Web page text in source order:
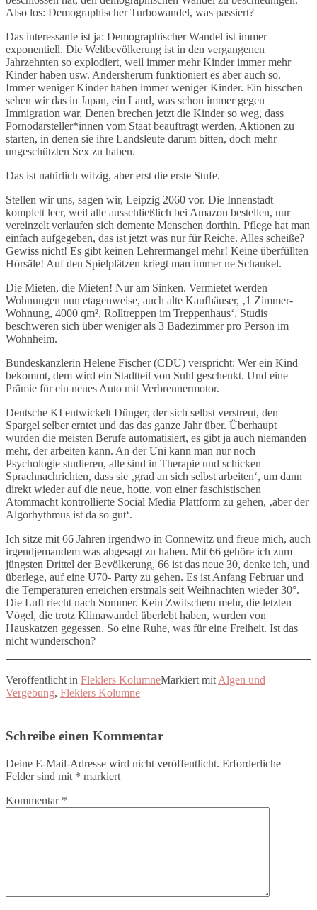
Also los: Demographischer Turbowandel, was passiert?
Das interessante ist ja: Demographischer Wandel ist immer
exponentiell. Die Weltbevölkerung ist in den vergangenen
Jahrzehnten so explodiert, weil immer mehr Kinder immer mehr
Kinder haben usw. Andersherum funktioniert es aber auch so.
Immer weniger Kinder haben immer weniger Kinder. Ein bisschen
sehen wir das in Japan, ein Land, was schon immer gegen
Immigration war. Denen brechen jetzt die Kinder so weg, dass
Pornodarsteller*innen vom Staat beauftragt werden, Aktionen zu
starten, in denen sie ihre Landsleute darum bitten, doch mehr
ungeschützten Sex zu haben.
Das ist natürlich witzig, aber erst die erste Stufe.
Stellen wir uns, sagen wir, Leipzig 2060 vor. Die Innenstadt
komplett leer, weil alle ausschließlich bei Amazon bestellen, nur
vereinzelt verlaufen sich demente Menschen dorthin. Pflege hat man
einfach aufgegeben, das ist jetzt was nur für Reiche. Alles scheiße?
Gewiss nicht! Es gibt keinen Lehrermangel mehr! Keine überfüllten
Hörsäle! Auf den Spielplätzen kriegt man immer ne Schaukel.
Die Mieten, die Mieten! Nur am Sinken. Vermietet werden
Wohnungen nun etagenweise, auch alte Kaufhäuser, ‚1 Zimmer-
Wohnung, 4000 qm², Rolltreppen im Treppenhaus‘. Studis
beschweren sich über weniger als 3 Badezimmer pro Person im
Wohnheim.
Bundeskanzlerin Helene Fischer (CDU) verspricht: Wer ein Kind
bekommt, dem wird ein Stadtteil von Suhl geschenkt. Und eine
Prämie für ein neues Auto mit Verbrennermotor.
Deutsche KI entwickelt Dünger, der sich selbst verstreut, den
Spargel selber erntet und das das ganze Jahr über. Überhaupt
wurden die meisten Berufe automatisiert, es gibt ja auch niemanden
mehr, der arbeiten kann. An der Uni kann man nur noch
Psychologie studieren, alle sind in Therapie und schicken
Sprachnachrichten, dass sie ‚grad an sich selbst arbeiten‘, um dann
direkt wieder auf die neue, hotte, von einer faschistischen
Atommacht kontrollierte Social Media Plattform zu gehen, ‚aber der
Algorhythmus ist da so gut‘.
Ich sitze mit 66 Jahren irgendwo in Connewitz und freue mich, auch
irgendjemandem was abgesagt zu haben. Mit 66 gehöre ich zum
jüngsten Drittel der Bevölkerung, 66 ist das neue 30, denke ich, und
überlege, auf eine Ü70- Party zu gehen. Es ist Anfang Februar und
die Temperaturen erreichen erstmals seit Weihnachten wieder 30°.
Die Luft riecht nach Sommer. Kein Zwitschern mehr, die letzten
Vögel, die trotz Klimawandel überlebt haben, wurden von
Hauskatzen gegessen. So eine Ruhe, was für eine Freiheit. Ist das
nicht wunderschön?
Veröffentlicht in Fleklers KolumneMarkiert mitAlgen und
Vergebung, Fleklers Kolumne
Schreibe einen Kommentar
Deine E-Mail-Adresse wird nicht veröffentlicht. Erforderliche
Felder sind mit * markiert
Kommentar *